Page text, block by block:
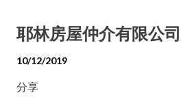
耶林房屋仲介有限公司
10/12/2019
分享